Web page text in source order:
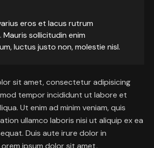
eros et lacus rutrum
sollicitudin enim
luctus justo non, molestie nisl.
sit amet, consectetur adipisicing
tempor incididunt ut labore et
Ut enim ad minim veniam, quis
ullamco laboris nisi ut aliquip ex ea
Duis aute irure dolor in
ipsum dolor sit amet,